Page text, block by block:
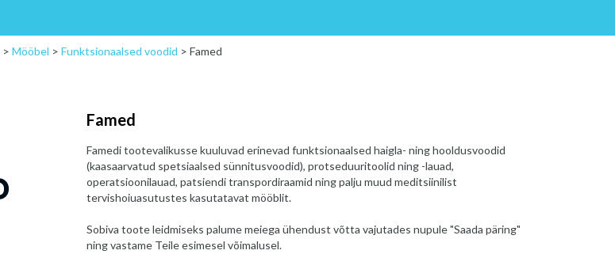
> Mööbel > Funktsionaalsed voodid > Famed
Famed
Famedi tootevalikusse kuuluvad erinevad funktsionaalsed haigla- ning hooldusvoodid
(kaasaarvatud spetsiaalsed sünnitusvoodid), protseduuritoolid ning -lauad,
operatsioonilauad, patsiendi transpordiraamid ning palju muud meditsiinilist
tervishoiuasutustes kasutatavat mööblit.
Sobiva toote leidmiseks palume meiega ühendust võtta vajutades nupule "Saada päring"
ning vastame Teile esimesel võimalusel.